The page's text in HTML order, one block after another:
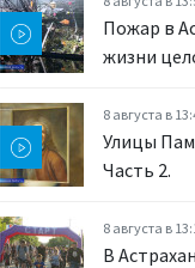
Пожар в
жизни
8 августа в
Улицы
Часть 2.
8 августа в
В